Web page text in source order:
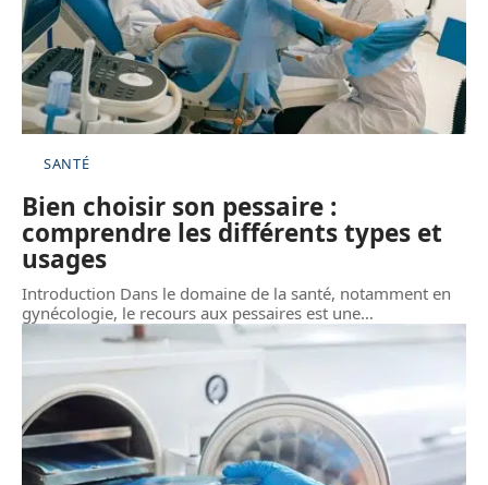
SANTÉ
Bien choisir son pessaire :
comprendre les différents types et
usages
Introduction Dans le domaine de la santé, notamment en
gynécologie, le recours aux pessaires est une…